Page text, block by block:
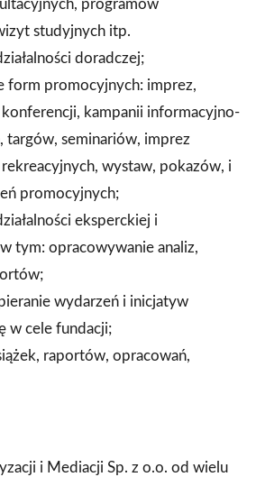
programów
studyjnych itp.
doradczej;
form promocyjnych: imprez,
kampanii informacyjno-
targów, seminariów, imprez
wystaw, pokazów, i
promocyjnych;
eksperckiej i
tym: opracowywanie analiz,
wydarzeń i inicjatyw
w cele fundacji;
raportów, opracowań,
i Mediacji Sp. z o.o. od wielu